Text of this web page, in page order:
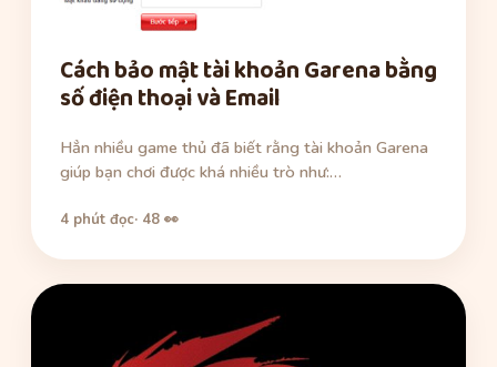
Cách bảo mật tài khoản Garena bằng
số điện thoại và Email
Hẳn nhiều game thủ đã biết rằng tài khoản Garena
giúp bạn chơi được khá nhiều trò như:…
4 phút đọc· 48 👀